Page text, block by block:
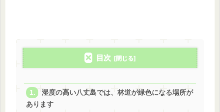
目次
湿度の高い八丈島では、林道が緑色になる場所が
あります